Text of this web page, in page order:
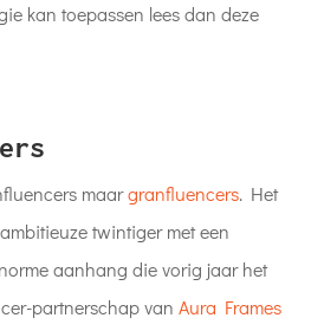
kan toepassen lees dan deze
maargranfluencers. Het
twintiger met een
aanhang die vorig jaar het
partnerschap van Aura Frames